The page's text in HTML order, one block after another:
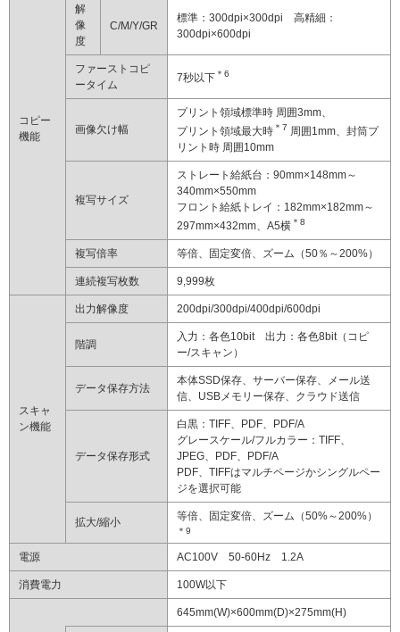
コピー
機能
解
像
度
C/M/Y/GR
標準：300dpi×300dpi 高精細：
300dpi×600dpi
ファーストコピ
ータイム
7秒以下 ＊6
画像欠け幅
プリント領域標準時 周囲3mm、
プリント領域最大時 ＊7 周囲1mm、封筒プ
リント時 周囲10mm
複写サイズ
ストレート給紙台：90mm×148mm～
340mm×550mm
フロント給紙トレイ：182mm×182mm～
297mm×432mm、A5横 ＊8
複写倍率 等倍、固定変倍、ズーム（50％～200%）
連続複写枚数 9,999枚
スキャ
ン機能
出力解像度 200dpi/300dpi/400dpi/600dpi
階調
入力：各色10bit 出力：各色8bit（コピ
ー/スキャン）
データ保存方法
本体SSD保存、サーバー保存、メール送
信、USBメモリー保存、クラウド送信
データ保存形式
白黒：TIFF、PDF、PDF/A
グレースケール/フルカラー：TIFF、
JPEG、PDF、PDF/A
PDF、TIFFはマルチページかシングルペー
ジを選択可能
拡大/縮小 等倍、固定変倍、ズーム（50%～200%）
＊9
電源 AC100V 50-60Hz 1.2A
消費電力 100W以下
645mm(W)×600mm(D)×275mm(H)